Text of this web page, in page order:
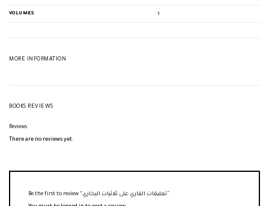
VOLUMES 1
MORE INFORMATION
BOOKS REVIEWS
Reviews
There are no reviews yet.